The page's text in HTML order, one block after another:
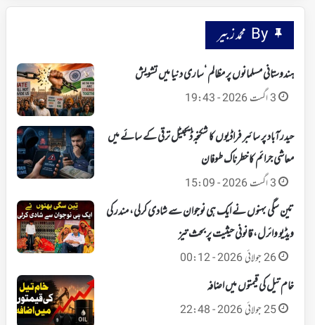
By محمد زبیر
ہندوستانی مسلمانوں پر مظالم ‘ساری دنیا میں تشویش
3 اگست 2026 - 19:43
حیدرآباد پر سائبر فراڈیوں کا شکنجہ‘ ڈیجیٹل ترقی کے سائے میں
معاشی جرائم کا خطرناک طوفان
3 اگست 2026 - 15:09
تین سگی بہنوں نے ایک ہی نوجوان سے شادی کرلی، مندر کی
ویڈیو وائرل، قانونی حیثیت پر بحث تیز
26 جولائی 2026 - 00:12
خام تیل کی قیمتوں میں اضافہ
25 جولائی 2026 - 22:48